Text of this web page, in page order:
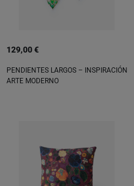
129,00 €
PENDIENTES LARGOS – INSPIRACIÓN
ARTE MODERNO